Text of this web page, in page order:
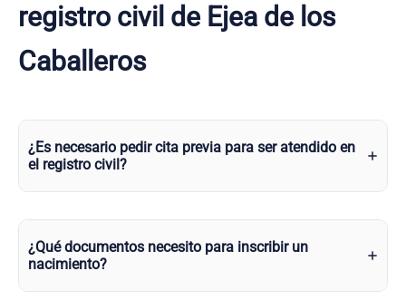
registro civil de Ejea de los
Caballeros
¿Es necesario pedir cita previa para ser atendido en
el registro civil?
¿Qué documentos necesito para inscribir un
nacimiento?